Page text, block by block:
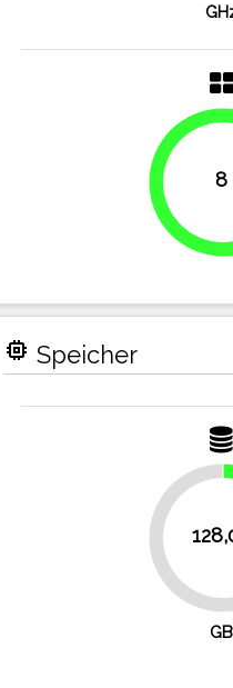
8
100%
memory Speicher
75%
GB